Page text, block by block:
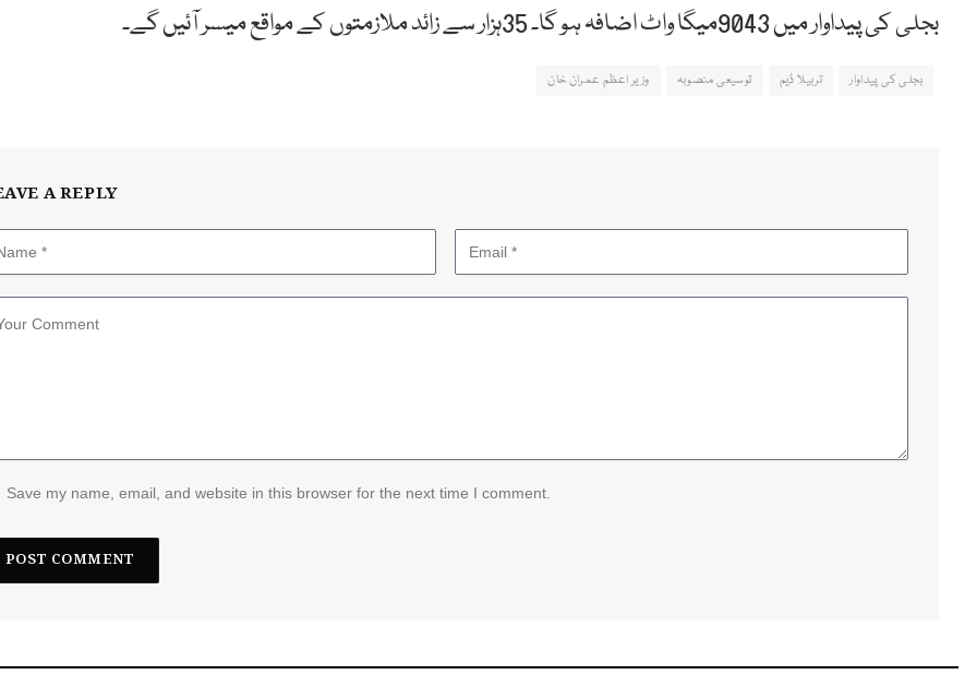
بجلی کی پیداوار میں 9043میگا واٹ اضافہ ہو گا۔ 35ہزار سے زائد ملازمتوں کے مواقع میسر آئیں گے۔
بجلی کی پیداوار تربیلا ڈیم توسیعی منصوبہ وزیر اعظم عمران خان
A REPLY
Save my name, email, and website in this browser for the next time I comment.